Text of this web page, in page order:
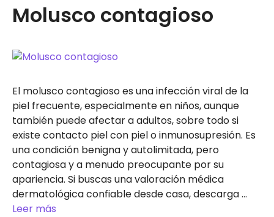
Molusco contagioso
El molusco contagioso es una infección viral de la
piel frecuente, especialmente en niños, aunque
también puede afectar a adultos, sobre todo si
existe contacto piel con piel o inmunosupresión. Es
una condición benigna y autolimitada, pero
contagiosa y a menudo preocupante por su
apariencia. Si buscas una valoración médica
dermatológica confiable desde casa, descarga …
Leer más